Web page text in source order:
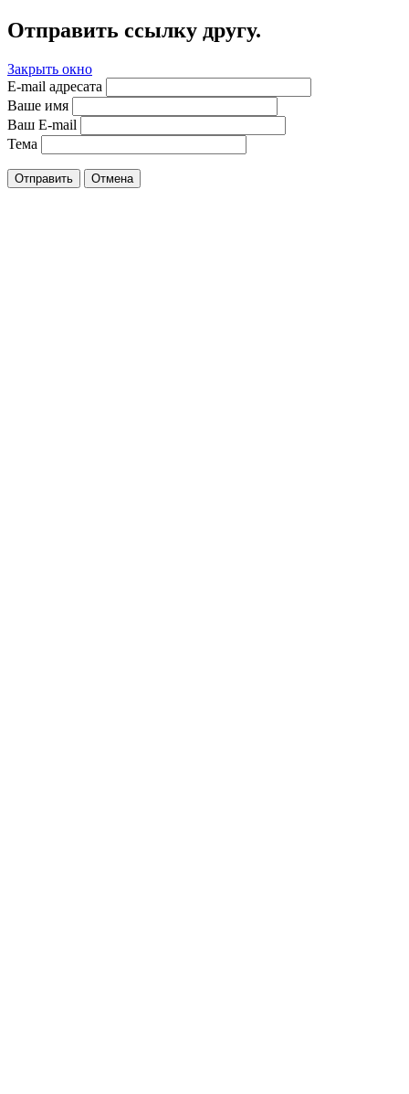
Отправить ссылку другу.
Закрыть окно
E-mail адресата
Ваше имя
Ваш E-mail
Тема
Отправить Отмена